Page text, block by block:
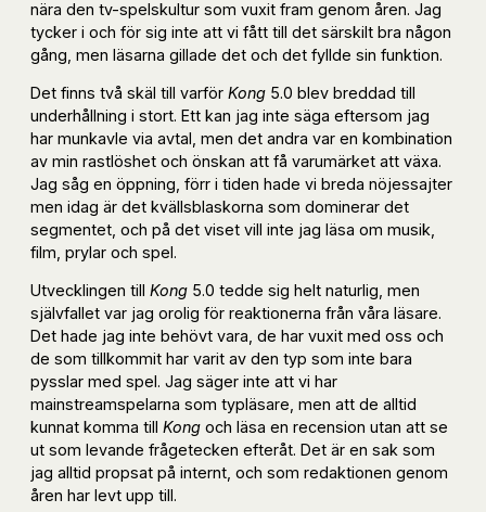
nära den tv-spelskultur som vuxit fram genom åren. Jag
tycker i och för sig inte att vi fått till det särskilt bra någon
gång, men läsarna gillade det och det fyllde sin funktion.
Det finns två skäl till varför Kong 5.0 blev breddad till
underhållning i stort. Ett kan jag inte säga eftersom jag
har munkavle via avtal, men det andra var en kombination
av min rastlöshet och önskan att få varumärket att växa.
Jag såg en öppning, förr i tiden hade vi breda nöjessajter
men idag är det kvällsblaskorna som dominerar det
segmentet, och på det viset vill inte jag läsa om musik,
film, prylar och spel.
Utvecklingen till Kong 5.0 tedde sig helt naturlig, men
självfallet var jag orolig för reaktionerna från våra läsare.
Det hade jag inte behövt vara, de har vuxit med oss och
de som tillkommit har varit av den typ som inte bara
pysslar med spel. Jag säger inte att vi har
mainstreamspelarna som typläsare, men att de alltid
kunnat komma till Kong och läsa en recension utan att se
ut som levande frågetecken efteråt. Det är en sak som
jag alltid propsat på internt, och som redaktionen genom
åren har levt upp till.